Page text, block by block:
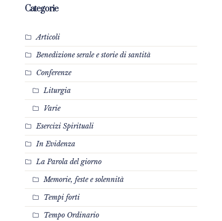
Categorie
Articoli
Benedizione serale e storie di santità
Conferenze
Liturgia
Varie
Esercizi Spirituali
In Evidenza
La Parola del giorno
Memorie, feste e solennità
Tempi forti
Tempo Ordinario